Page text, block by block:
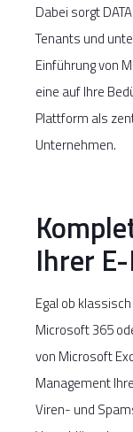
Dabei sorgt
Tenants und
Einführung von
eine auf Ihre
Plattform als
Unternehmen.
Ihrer
Egal ob
Microsoft 365
von Microsoft
Management
Viren- und